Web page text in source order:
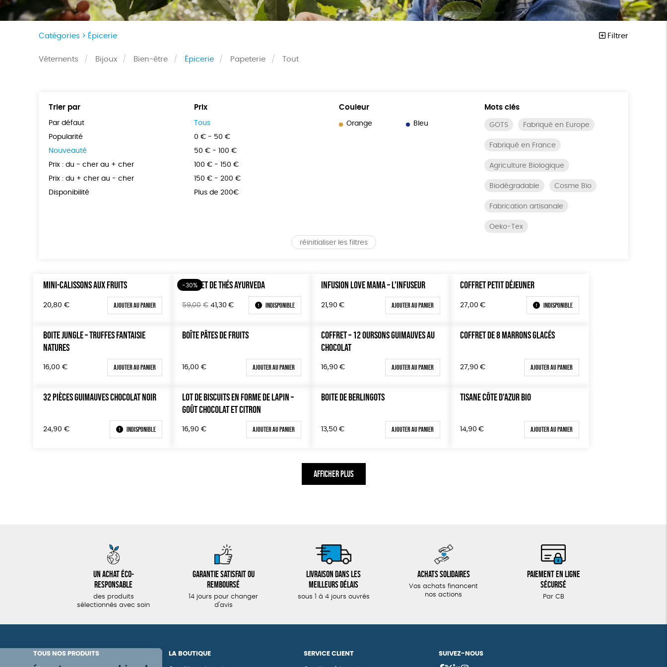
Catégories > Épicerie Filtrer
Vêtements Bijoux Bien-être Épicerie Papeterie Tout
Trier par
Par défaut
Popularité
Nouveauté
Prix : du - cher au + cher
Prix : du + cher au - cher
Disponibilité
Prix
Tous
0 € - 50 €
50 € - 100 €
100 € - 150 €
150 € - 200 €
Plus de 200€
Couleur
Orange Bleu
Mots clés
GOTS Fabriqué en Europe
Fabriqué en France
Agriculture Biologique
Biodégradable Cosme Bio
Fabrication artisanale
Oeko-Tex
réinitialiser les filtres
MINI-CALISSONS AUX FRUITS
20,80 € Ajouter au panier
-30%
COFFRET DE THÉS AYURVEDA
59,00 € Le
était :
41,30 €Le
est :
Indisponible
INFUSION LOVE MAMA – L’INFUSEUR
21,90 € Ajouter au panier
COFFRET PETIT DÉJEUNER
27,00 € Indisponible
BOITE JUNGLE – TRUFFES FANTAISIE
NATURES
16,00 € Ajouter au panier
BOÎTE PÂTES DE FRUITS
16,00 € Ajouter au panier
COFFRET – 12 OURSONS GUIMAUVES AU
CHOCOLAT
16,90 € Ajouter au panier
COFFRET DE 8 MARRONS GLACÉS
27,90 € Ajouter au panier
32 PIÈCES GUIMAUVES CHOCOLAT NOIR
24,90 € Indisponible
LOT DE BISCUITS EN FORME DE LAPIN –
GOÛT CHOCOLAT ET CITRON
16,90 € Ajouter au panier
BOITE DE BERLINGOTS
13,50 € Ajouter au panier
TISANE CÔTE D’AZUR BIO
14,90 € Ajouter au panier
AFFICHER PLUS
Un achat éco-
responsable
des produits
sélectionnés avec soin
Garantie satisfait ou
remboursé
14 jours pour changer
d'avis
Livraison dans les
meilleurs délais
sous 1 à 4 jours ouvrés
Achats solidaires
Vos achats financent
nos actions
Paiement en ligne
sécurisé
Par CB
TOUS NOS PRODUITS LA BOUTIQUE SERVICE CLIENT SUIVEZ-NOUS